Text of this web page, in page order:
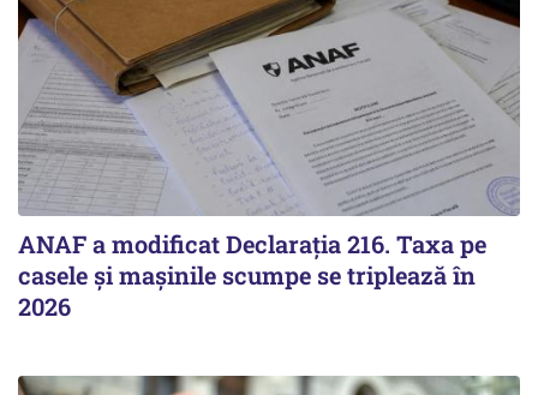
ANAF a modificat Declarația 216. Taxa pe
casele și mașinile scumpe se triplează în
2026